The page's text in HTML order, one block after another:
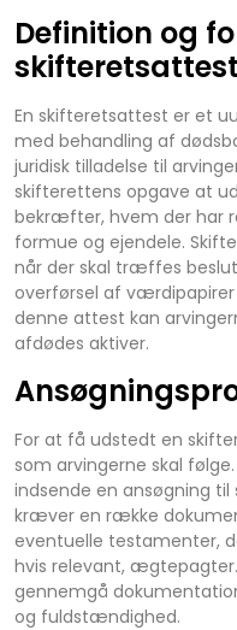
Definition og
skifteretsattest
En skifteretsattest er et
med behandling af
juridisk tilladelse til
skifterettens opgave at
bekræfter, hvem der har
formue og ejendele.
når der skal træffes
overførsel af værdipapirer
denne attest kan
afdødes aktiver.
For at få udstedt en
som arvingerne skal
indsende en ansøgning
kræver en række
eventuelle testamenter,
hvis relevant,
gennemgå
og fuldstændighed.